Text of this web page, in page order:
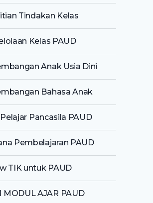
Tindakan Kelas
Kelas PAUD
Anak Usia Dini
Bahasa Anak
Pancasila PAUD
Pembelajaran PAUD
TIK untuk PAUD
MODUL AJAR PAUD